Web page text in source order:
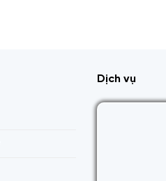
Dịch vụ